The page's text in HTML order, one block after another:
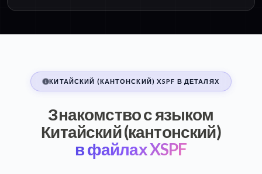
КИТАЙСКИЙ (КАНТОНСКИЙ) XSPF В ДЕТАЛЯХ
Знакомство с языком
Китайский (кантонский)
в файлах XSPF